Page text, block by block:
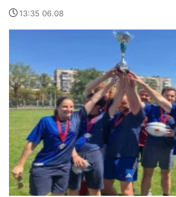
13:35 06.08